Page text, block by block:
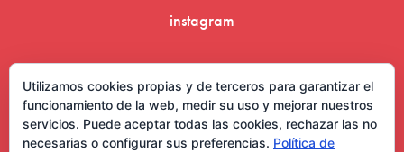
instagram
Utilizamos cookies propias y de terceros para garantizar el
funcionamiento de la web, medir su uso y mejorar nuestros
servicios. Puede aceptar todas las cookies, rechazar las no
necesarias o configurar sus preferencias. Política de